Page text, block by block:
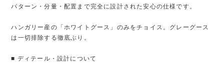
パターン・分量・配置まで完全に設計された安心の仕様です。
ハンガリー産の「ホワイトグース」のみをチョイス。グレーグース
は一切排除する徹底ぶり。
■ ディテール・設計について